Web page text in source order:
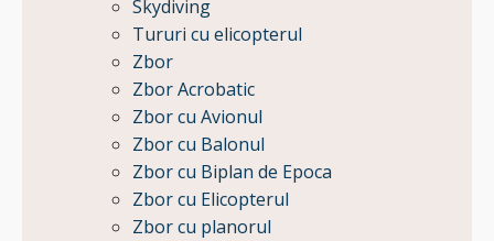
Skydiving
Tururi cu elicopterul
Zbor
Zbor Acrobatic
Zbor cu Avionul
Zbor cu Balonul
Zbor cu Biplan de Epoca
Zbor cu Elicopterul
Zbor cu planorul